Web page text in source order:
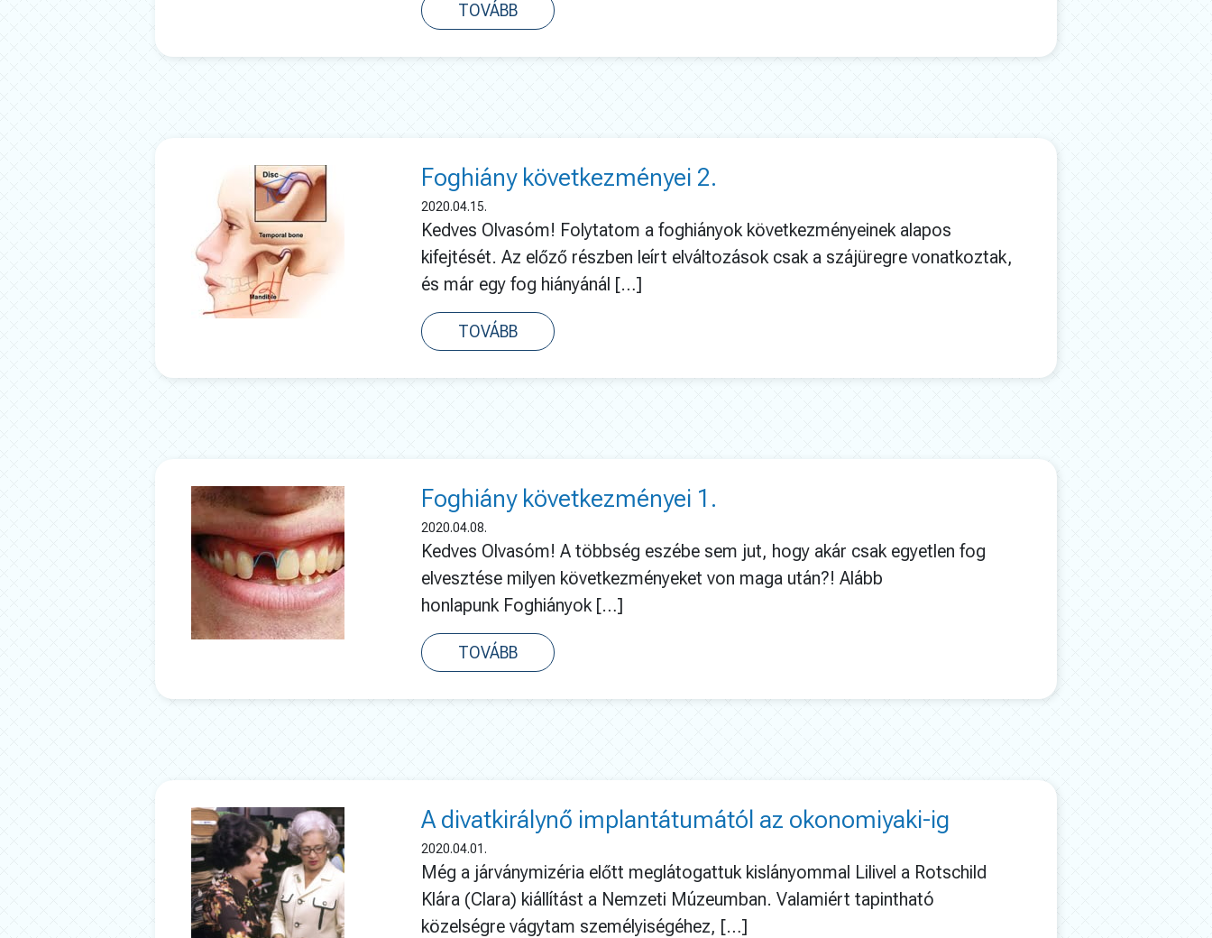
TOVÁBB
Foghiány következményei 2.
2020.04.15.
Kedves Olvasóm! Folytatom a foghiányok következményeinek alapos
kifejtését. Az előző részben leírt elváltozások csak a szájüregre vonatkoztak,
és már egy fog hiányánál […]
TOVÁBB
Foghiány következményei 1.
2020.04.08.
Kedves Olvasóm! A többség eszébe sem jut, hogy akár csak egyetlen fog
elvesztése milyen következményeket von maga után?! Alább
honlapunk Foghiányok […]
TOVÁBB
A divatkirálynő implantátumától az okonomiyaki-ig
2020.04.01.
Még a járványmizéria előtt meglátogattuk kislányommal Lilivel a Rotschild
Klára (Clara) kiállítást a Nemzeti Múzeumban. Valamiért tapintható
közelségre vágytam személyiségéhez, […]